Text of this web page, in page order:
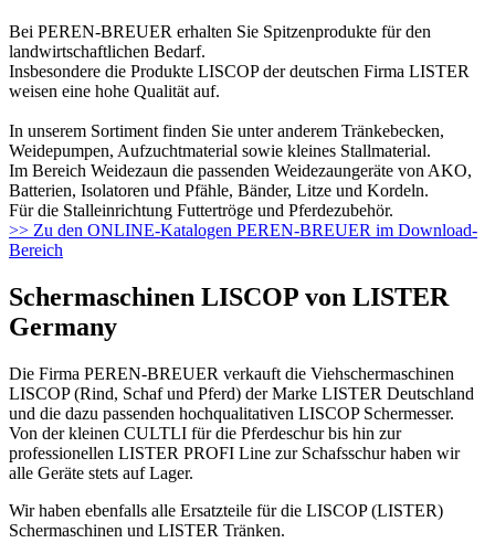
Bei PEREN-BREUER erhalten Sie Spitzenprodukte für den
landwirtschaftlichen Bedarf.
Insbesondere die Produkte LISCOP der deutschen Firma LISTER
weisen eine hohe Qualität auf.
In unserem Sortiment finden Sie unter anderem Tränkebecken,
Weidepumpen, Aufzuchtmaterial sowie kleines Stallmaterial.
Im Bereich Weidezaun die passenden Weidezaungeräte von AKO,
Batterien, Isolatoren und Pfähle, Bänder, Litze und Kordeln.
Für die Stalleinrichtung Futtertröge und Pferdezubehör.
>> Zu den ONLINE-Katalogen PEREN-BREUER im Download-
Bereich
Schermaschinen LISCOP von LISTER
Germany
Die Firma PEREN-BREUER verkauft die Viehschermaschinen
LISCOP (Rind, Schaf und Pferd) der Marke LISTER Deutschland
und die dazu passenden hochqualitativen LISCOP Schermesser.
Von der kleinen CULTLI für die Pferdeschur bis hin zur
professionellen LISTER PROFI Line zur Schafsschur haben wir
alle Geräte stets auf Lager.
Wir haben ebenfalls alle Ersatzteile für die LISCOP (LISTER)
Schermaschinen und LISTER Tränken.